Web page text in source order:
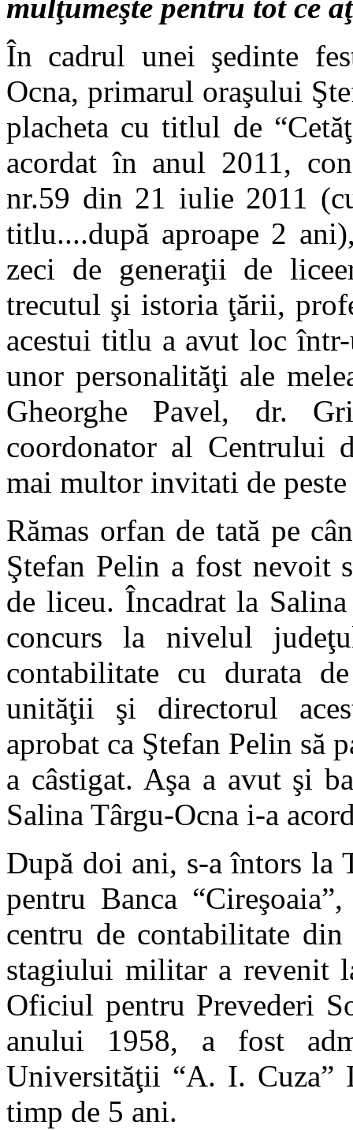
mulţumeşte pentru tot ce
În cadrul unei şedinte
Ocna, primarul oraşului
placheta cu titlul de
acordat în anul 2011,
nr.59 din 21 iulie 2011
titlu....după aproape 2
zeci de generaţii de
trecutul şi istoria ţării,
acestui titlu a avut loc
unor personalităţi ale
Gheorghe Pavel, dr.
coordonator al Centrului
mai multor invitati de peste
Rămas orfan de tată pe
Ştefan Pelin a fost nevoit
de liceu. Încadrat la
concurs la nivelul
contabilitate cu durata
unităţii şi directorul
aprobat ca Ştefan Pelin să
a câstigat. Aşa a avut şi
Salina Târgu-Ocna i-a
După doi ani, s-a întors la
pentru Banca
centru de contabilitate din
stagiului militar a revenit
Oficiul pentru Prevederi
anului 1958, a fost
Universităţii “A. I. Cuza”
timp de 5 ani.